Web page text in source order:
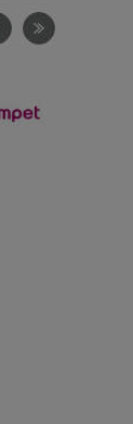
次 最後